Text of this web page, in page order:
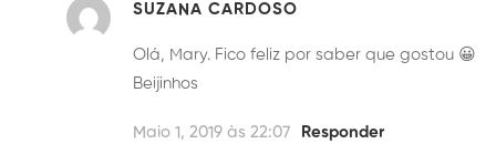
SUZANA CARDOSO
Olá, Mary. Fico feliz por saber que gostou 😀
Beijinhos
Maio 1, 2019 às 22:07 Responder